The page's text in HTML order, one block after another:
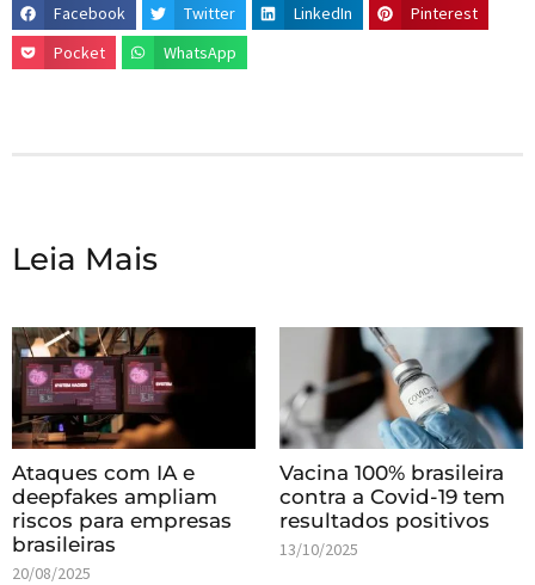
Facebook Twitter LinkedIn
Pinterest
Pocket
WhatsApp
Leia Mais
Ataques com IA e
deepfakes ampliam
riscos para empresas
brasileiras
20/08/2025
Vacina 100% brasileira
contra a Covid-19 tem
resultados positivos
13/10/2025